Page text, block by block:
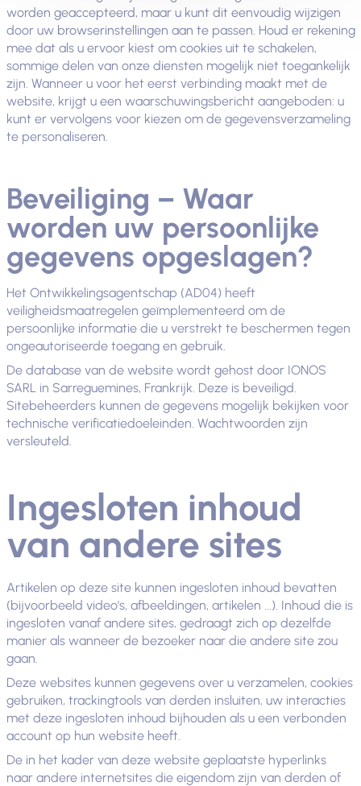
worden geaccepteerd, maar u kunt dit eenvoudig wijzigen
door uw browserinstellingen aan te passen. Houd er rekening
mee dat als u ervoor kiest om cookies uit te schakelen,
sommige delen van onze diensten mogelijk niet toegankelijk
zijn. Wanneer u voor het eerst verbinding maakt met de
website, krijgt u een waarschuwingsbericht aangeboden: u
kunt er vervolgens voor kiezen om de gegevensverzameling
te personaliseren.
Beveiliging – Waar
worden uw persoonlijke
gegevens opgeslagen?
Het Ontwikkelingsagentschap (AD04) heeft
veiligheidsmaatregelen geïmplementeerd om de
persoonlijke informatie die u verstrekt te beschermen tegen
ongeautoriseerde toegang en gebruik.
De database van de website wordt gehost door IONOS
SARL in Sarreguemines, Frankrijk. Deze is beveiligd.
Sitebeheerders kunnen de gegevens mogelijk bekijken voor
technische verificatiedoeleinden. Wachtwoorden zijn
versleuteld.
Ingesloten inhoud
van andere sites
Artikelen op deze site kunnen ingesloten inhoud bevatten
(bijvoorbeeld video's, afbeeldingen, artikelen ...). Inhoud die is
ingesloten vanaf andere sites, gedraagt ​​zich op dezelfde
manier als wanneer de bezoeker naar die andere site zou
gaan.
Deze websites kunnen gegevens over u verzamelen, cookies
gebruiken, trackingtools van derden insluiten, uw interacties
met deze ingesloten inhoud bijhouden als u een verbonden
account op hun website heeft.
De in het kader van deze website geplaatste hyperlinks
naar andere internetsites die eigendom zijn van derden of